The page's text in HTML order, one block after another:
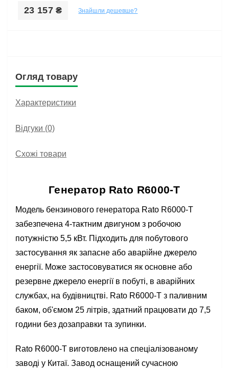
23 157 ₴ Знайшли дешевше?
Огляд товару
Характеристики
Відгуки (0)
Схожі товари
Генератор Rato R6000-T
Модель бензинового генератора Rato R6000-T
забезпечена 4-тактним двигуном з робочою
потужністю 5,5 кВт. Підходить для побутового
застосування як запасне або аварійне джерело
енергії. Може застосовуватися як основне або
резервне джерело енергії в побуті, в аварійних
службах, на будівництві. Rato R6000-T з паливним
баком, об'ємом 25 літрів, здатний працювати до 7,5
години без дозаправки та зупинки.
Rato R6000-T виготовлено на спеціалізованому
заводі у Китаї. Завод оснащений сучасною